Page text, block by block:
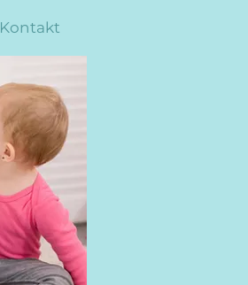
Kontakt